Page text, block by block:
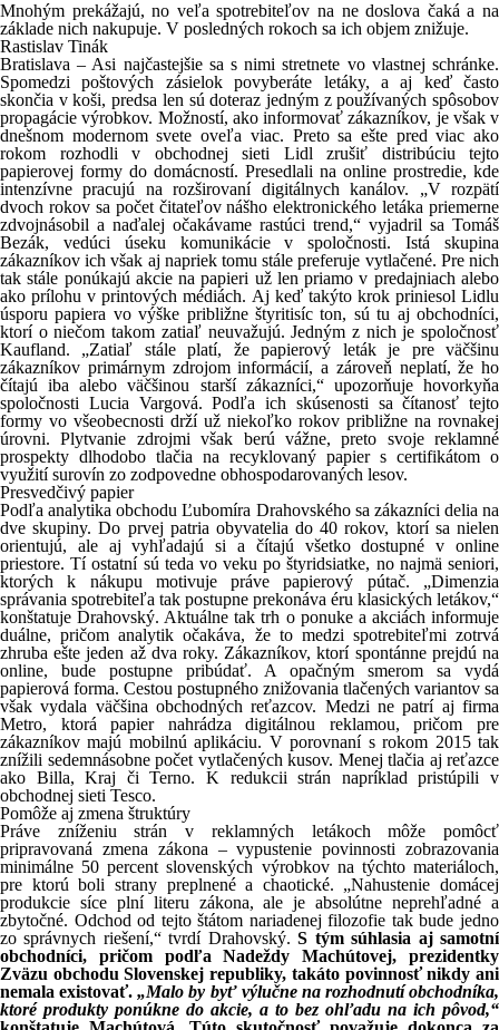
Mnohým prekážajú, no veľa spotrebiteľov na ne doslova čaká a na
základe nich nakupuje. V posledných rokoch sa ich objem znižuje.
Rastislav Tinák
Bratislava – Asi najčastejšie sa s nimi stretnete vo vlastnej schránke.
Spomedzi poštových zásielok povyberáte letáky, a aj keď často
skončia v koši, predsa len sú doteraz jedným z používaných spôsobov
propagácie výrobkov. Možností, ako informovať zákazníkov, je však v
dnešnom modernom svete oveľa viac. Preto sa ešte pred viac ako
rokom rozhodli v obchodnej sieti Lidl zrušiť distribúciu tejto
papierovej formy do domácností. Presedlali na online prostredie, kde
intenzívne pracujú na rozširovaní digitálnych kanálov. „V rozpätí
dvoch rokov sa počet čitateľov nášho elektronického letáka priemerne
zdvojnásobil a naďalej očakávame rastúci trend,“ vyjadril sa Tomáš
Bezák, vedúci úseku komunikácie v spoločnosti. Istá skupina
zákazníkov ich však aj napriek tomu stále preferuje vytlačené. Pre nich
tak stále ponúkajú akcie na papieri už len priamo v predajniach alebo
ako prílohu v printových médiách. Aj keď takýto krok priniesol Lidlu
úsporu papiera vo výške približne štyritisíc ton, sú tu aj obchodníci,
ktorí o niečom takom zatiaľ neuvažujú. Jedným z nich je spoločnosť
Kaufland. „Zatiaľ stále platí, že papierový leták je pre väčšinu
zákazníkov primárnym zdrojom informácií, a zároveň neplatí, že ho
čítajú iba alebo väčšinou starší zákazníci,“ upozorňuje hovorkyňa
spoločnosti Lucia Vargová. Podľa ich skúsenosti sa čítanosť tejto
formy vo všeobecnosti drží už niekoľko rokov približne na rovnakej
úrovni. Plytvanie zdrojmi však berú vážne, preto svoje reklamné
prospekty dlhodobo tlačia na recyklovaný papier s certifikátom o
využití surovín zo zodpovedne obhospodarovaných lesov.
Presvedčivý papier
Podľa analytika obchodu Ľubomíra Drahovského sa zákazníci delia na
dve skupiny. Do prvej patria obyvatelia do 40 rokov, ktorí sa nielen
orientujú, ale aj vyhľadajú si a čítajú všetko dostupné v online
priestore. Tí ostatní sú teda vo veku po štyridsiatke, no najmä seniori,
ktorých k nákupu motivuje práve papierový pútač. „Dimenzia
správania spotrebiteľa tak postupne prekonáva éru klasických letákov,“
konštatuje Drahovský. Aktuálne tak trh o ponuke a akciách informuje
duálne, pričom analytik očakáva, že to medzi spotrebiteľmi zotrvá
zhruba ešte jeden až dva roky. Zákazníkov, ktorí spontánne prejdú na
online, bude postupne pribúdať. A opačným smerom sa vydá
papierová forma. Cestou postupného znižovania tlačených variantov sa
však vydala väčšina obchodných reťazcov. Medzi ne patrí aj firma
Metro, ktorá papier nahrádza digitálnou reklamou, pričom pre
zákazníkov majú mobilnú aplikáciu. V porovnaní s rokom 2015 tak
znížili sedemnásobne počet vytlačených kusov. Menej tlačia aj reťazce
ako Billa, Kraj či Terno. K redukcii strán napríklad pristúpili v
obchodnej sieti Tesco.
Pomôže aj zmena štruktúry
Práve zníženiu strán v reklamných letákoch môže pomôcť
pripravovaná zmena zákona – vypustenie povinnosti zobrazovania
minimálne 50 percent slovenských výrobkov na týchto materiáloch,
pre ktorú boli strany preplnené a chaotické. „Nahustenie domácej
produkcie síce plní literu zákona, ale je absolútne neprehľadné a
zbytočné. Odchod od tejto štátom nariadenej filozofie tak bude jedno
zo správnych riešení,“ tvrdí Drahovský.S tým súhlasia aj samotní
obchodníci, pričom podľa Nadeždy Machútovej, prezidentky
Zväzu obchodu Slovenskej republiky, takáto povinnosť nikdy ani
nemala existovať.„Malo by byť výlučne na rozhodnutí obchodníka,
ktoré produkty ponúkne do akcie, a to bez ohľadu na ich pôvod,“